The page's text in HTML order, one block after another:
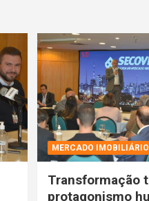
MERCADO IMOBILIÁRIO
Transformação
protagonismo